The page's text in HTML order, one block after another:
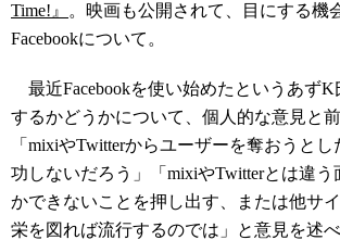
Time!』
。映画も公開されて、目にする機
Facebookについて。
最近Facebookを使い始めたというあず
するかどうかについて、個人的な意見と前
「mixiやTwitterからユーザーを奪おうとし
功しないだろう」「mixiやTwitterとは違う
かできないことを押し出す、または他サ
栄を図れば流行するのでは」と意見を述べ